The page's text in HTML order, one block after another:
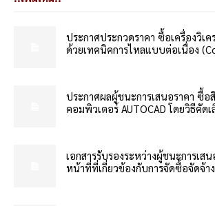
ประกาศประกวดราคา ซื้อเครื่องวิเ
ด้วยเทคนิคการไหลแบบต่อเนื่อง
ประกาศผลผู้ชนะการเสนอราคา ซื้อ
คอมพิวเตอร์ AUTOCAD โดยวิธีคัดเ
เอกสารรับรองระหว่างผู้ชนะการเสน
หน้าที่ที่เกี่ยวข้องกับการจัดซื้อจัดจ้า